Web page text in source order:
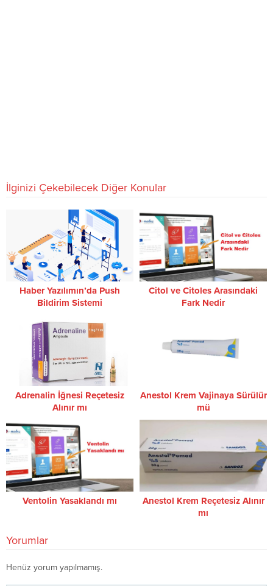
İlginizi Çekebilecek Diğer Konular
Haber Yazılımın’da Push
Bildirim Sistemi
Citol ve Citoles Arasındaki
Fark Nedir
Adrenalin İğnesi Reçetesiz
Alınır mı
Anestol Krem Vajinaya Sürülür
mü
Ventolin Yasaklandı mı
Anestol Krem Reçetesiz Alınır
mı
Yorumlar
Henüz yorum yapılmamış.